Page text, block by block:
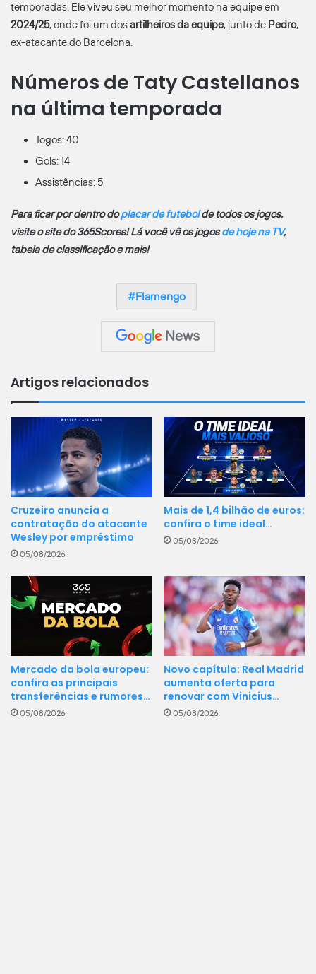
temporadas. Ele viveu seu melhor momento na equipe em
2024/25, onde foi um dosartilheiros da equipe, junto de Pedro,
ex-atacante do Barcelona.
Números de Taty Castellanos
na última temporada
Jogos: 40
Gols: 14
Assistências: 5
Para ficar por dentro doplacar de futebolde todos os jogos,
visite o site do 365Scores! Lá você vê os jogosde hoje na TV,
tabela de classificação e mais!
Flamengo
Artigos relacionados
Cruzeiro anuncia a
contratação do atacante
Wesley por empréstimo
05/08/2026
Mais de 1,4 bilhão de euros:
confira o time ideal…
05/08/2026
Mercado da bola europeu:
confira as principais
transferências e rumores…
05/08/2026
Novo capítulo: Real Madrid
aumenta oferta para
renovar com Vinicius…
05/08/2026